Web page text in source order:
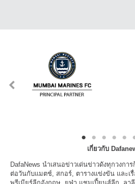
เกี่ยวกับ
DafaNews นำเสนอข่าวเด่นข่าวดังทุกวงก
ต่อวันกับแมตช์, สกอร์, ตารางแข่งขัน และเ